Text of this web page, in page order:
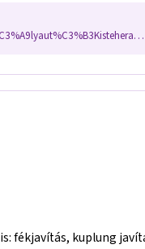
www.facebook.com/people/Nonstop-Szem%C3%A9lyaut%C3%B3Kisteheraut%C3%B3munkag%C3%A9pek-%C3%A9s-kisg%C3%A9p-sz%C3%A1ll%C3%ADt%C3%A1s/61557504329048/?rdid=YiIq1LdYtDPNXeIY&share_url=https%3A%2F%2Fwww.facebook.com%2Fshare%2F1LJ9djqBht%2F
fékjavítás, kuplung